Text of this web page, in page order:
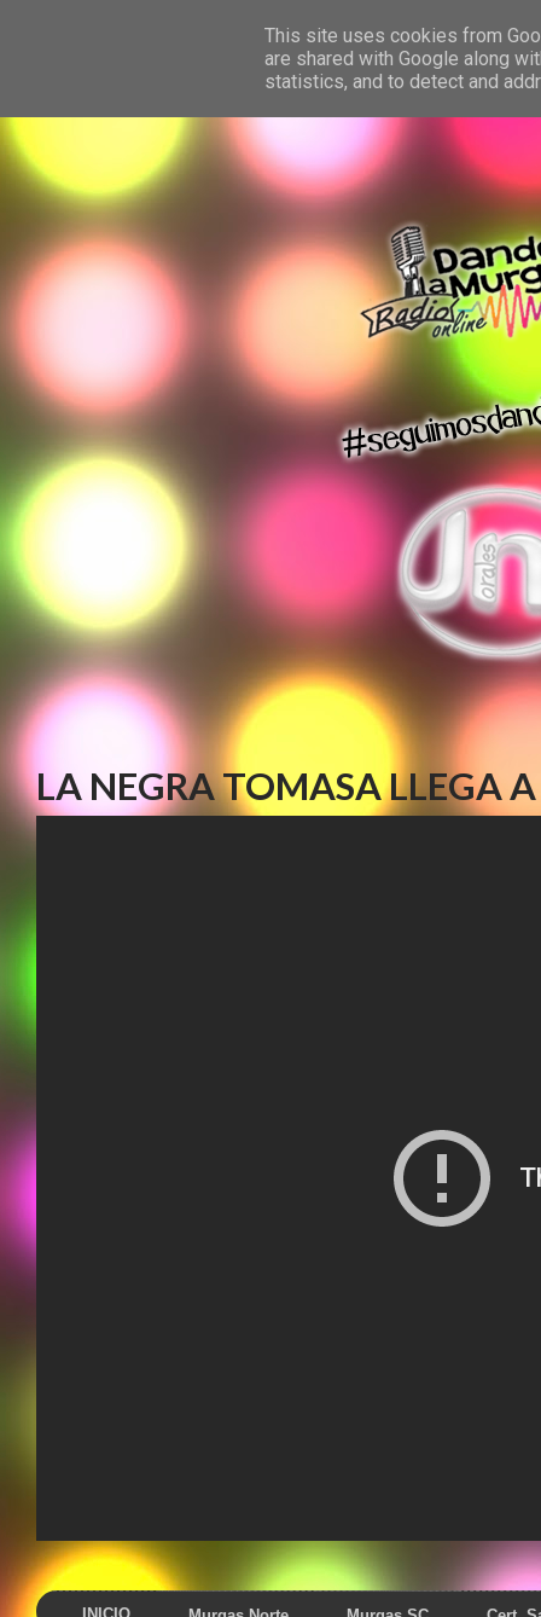
LA NEGRA TOMASA LLEGA
This site uses cookies from
are shared with Google along
statistics, and to detect and